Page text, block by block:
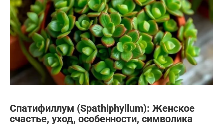
Спатифиллум (Spathiphyllum): Женское
счастье, уход, особенности, символика